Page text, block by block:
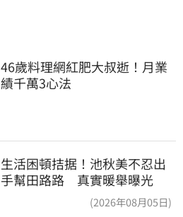
46歲料理網紅肥大叔逝！月業
績千萬3心法
生活困頓拮据！池秋美不忍出
手幫田路路 真實暖舉曝光
(2026年08月05日)